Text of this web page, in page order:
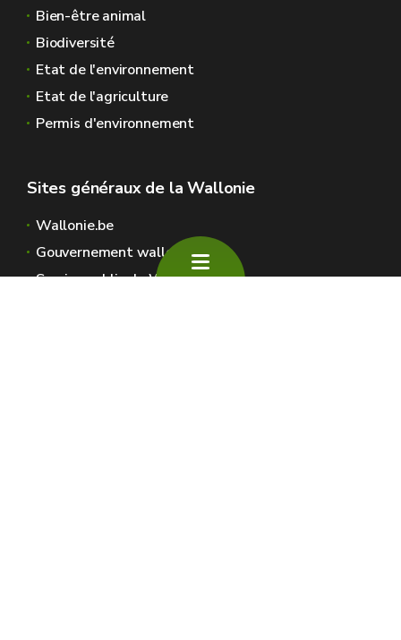
Bien-être animal
Biodiversité
Etat de l'environnement
Etat de l'agriculture
Permis d'environnement
Sites généraux de la Wallonie
Wallonie.be
Gouvernement wallon
Service public de Wallonie